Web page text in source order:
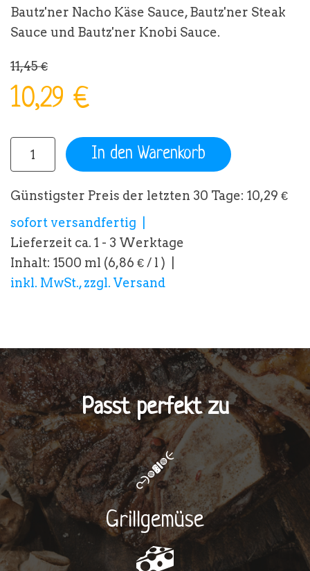
Bautz'ner Nacho Käse Sauce, Bautz'ner Steak
Sauce und Bautz'ner Knobi Sauce.
11,45 €
10,29 €
In den Warenkorb
Günstigster Preis der letzten 30 Tage: 10,29 €
sofort versandfertig
Lieferzeit ca. 1 - 3 Werktage
Inhalt: 1500 ml (6,86 € / l )
inkl. MwSt., zzgl. Versand
Passt perfekt zu
Grillgemüse